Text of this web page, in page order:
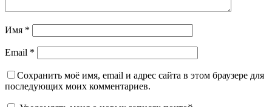
Имя *
Email *
Сохранить моё имя, email и адрес сайта в этом браузере для
последующих моих комментариев.